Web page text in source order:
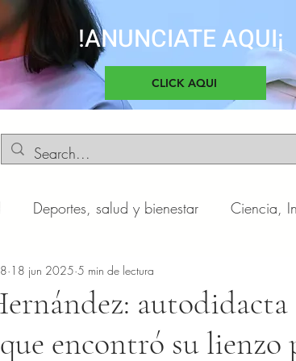
!ANUNCIATE AQUI¡
CLICK AQUI
Deportes, salud y bienestar Ciencia,
Negocios y Emprendimientos
Automóviles Novedades
autodidacta
encontró su lienzo
18 jun 2025 5 min de lectura